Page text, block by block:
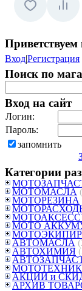
Приветствуем
Вход|Регистрация
Поиск по
Вход на сайт
Логин:
Пароль:
запомнить
Категории
МОТОМАСЛА
МОТОРЕЗИНА
МОТО
АВТОМАСЛА
АВТОХИМИЯ
АКЦИИ и
АРХИВ